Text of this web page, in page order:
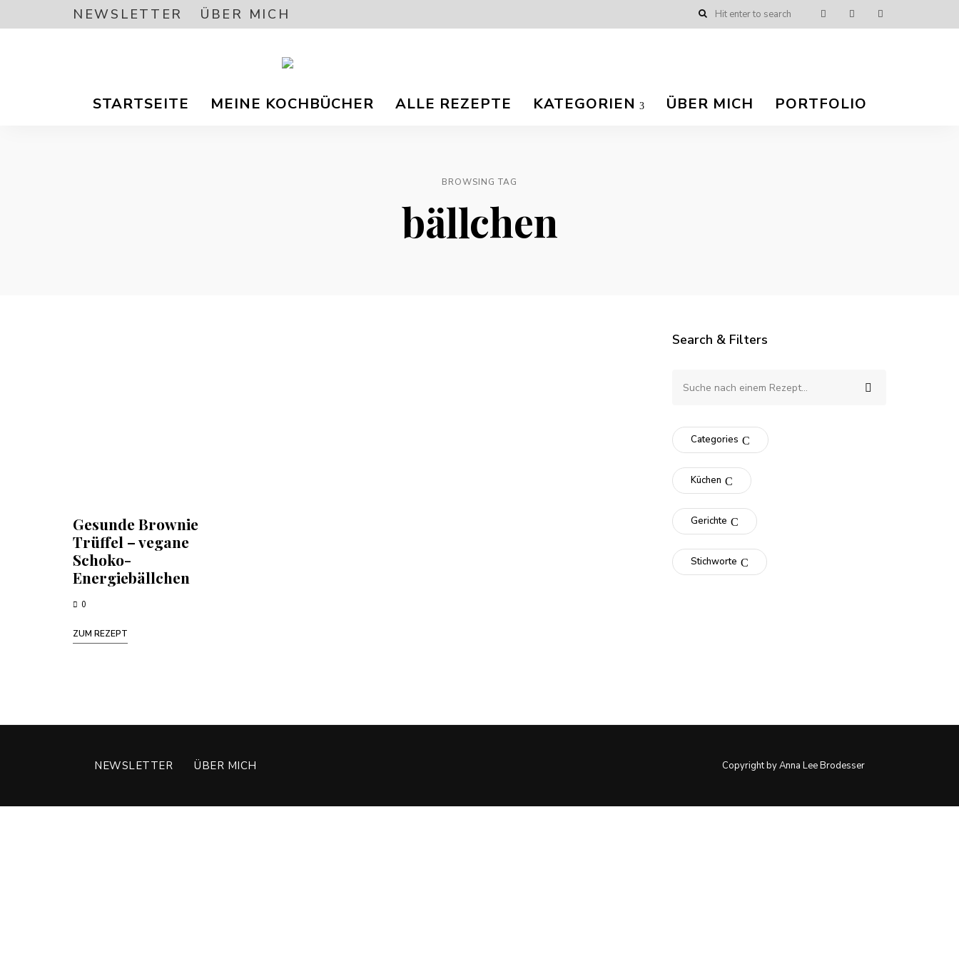
NEWSLETTER ÜBER MICH
Anna
/
Veganer
STARTSEITE MEINE KOCHBÜCHER ALLE REZEPTE KATEGORIEN ÜBER MICH PORTFOLIO
BROWSING TAG
bällchen
Search & Filters
Categories
Küchen
Gerichte
Stichworte
Gesunde Brownie
Trüffel – vegane
Schoko-
Energiebällchen
0
ZUM REZEPT
NEWSLETTER ÜBER MICH Copyright by Anna Lee Brodesser